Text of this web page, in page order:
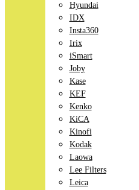
Hyundai
IDX
Insta360
Irix
iSmart
Joby
Kase
KEF
Kenko
KiCA
Kinofi
Kodak
Laowa
Lee Filters
Leica